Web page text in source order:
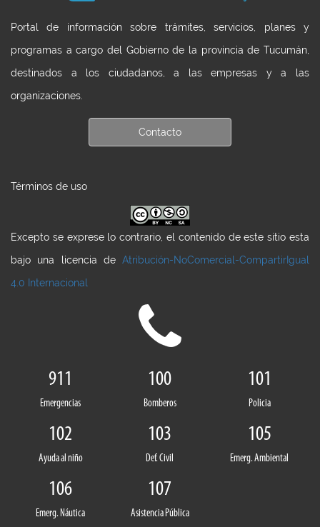
Portal de información sobre trámites, servicios, planes y
programas a cargo del Gobierno de la provincia de Tucumán,
destinados a los ciudadanos, a las empresas y a las
organizaciones.
Contacto
Términos de uso
Excepto se exprese lo contrario, el contenido de este sitio esta
bajo una licencia de Atribución-NoComercial-CompartirIgual
4.0 Internacional
911
Emergencias
100
Bomberos
101
Policia
102
Ayuda al niño
103
Def. Civil
105
Emerg. Ambiental
106
Emerg. Náutica
107
Asistencia Pública